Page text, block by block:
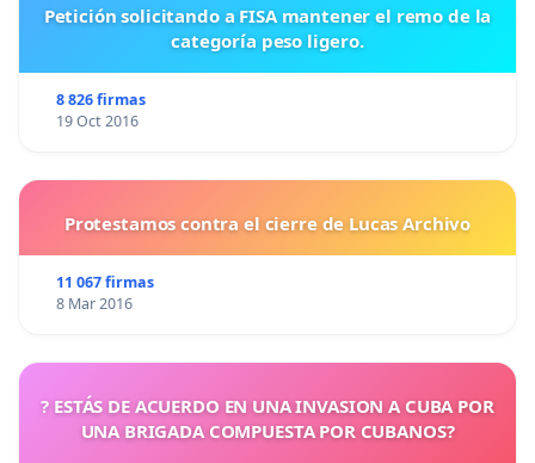
Petición solicitando a FISA mantener el remo de la
categoría peso ligero.
8 826 firmas
19 Oct 2016
Protestamos contra el cierre de Lucas Archivo
11 067 firmas
8 Mar 2016
? ESTÁS DE ACUERDO EN UNA INVASION A CUBA POR
UNA BRIGADA COMPUESTA POR CUBANOS?